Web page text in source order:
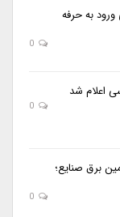
به حرفه
اعلام شد
برق صنایع؛